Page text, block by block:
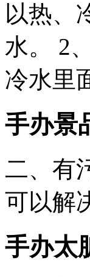
以热、
水。 2
冷水里
手办景
二、有
可以解
手办太